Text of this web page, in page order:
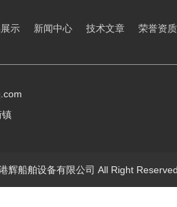
示 新闻中心 技术文章 荣誉资质
镇
辉船舶设备有限公司 All Right